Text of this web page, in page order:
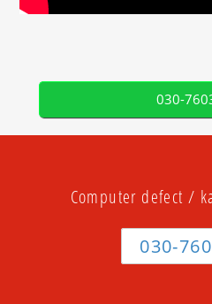
030-
Computer defect /
030-